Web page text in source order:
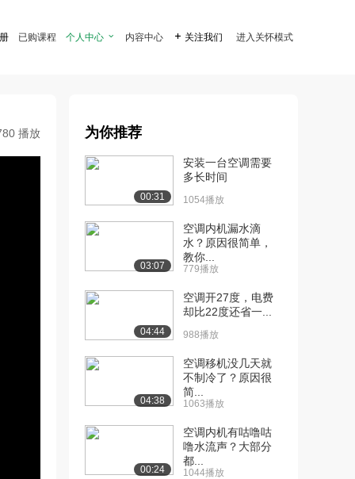
已购课程 个人中心  内容中心  关注我们 进入关怀模式
播放 为你推荐
00:31
安装一台空调需要
多长时间
1054播放
03:07
空调内机漏水滴
水？原因很简单，
教你...
779播放
04:44
空调开27度，电费
却比22度还省一...
988播放
04:38
空调移机没几天就
不制冷了？原因很
简...
1063播放
00:24
空调内机有咕噜咕
噜水流声？大部分
都...
1044播放